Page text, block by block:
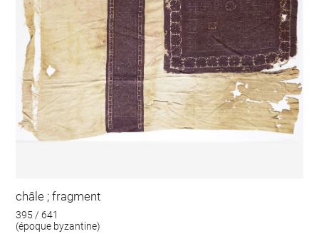
châle ; fragment
395 / 641
(époque byzantine)